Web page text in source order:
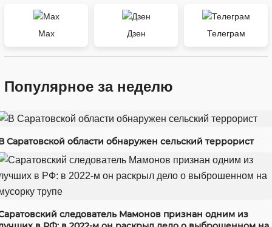
Max Дзен Телеграм
Популярное за неделю
Саратовской области обнаружен сельский террорист
следователь Мамонов признан одним из